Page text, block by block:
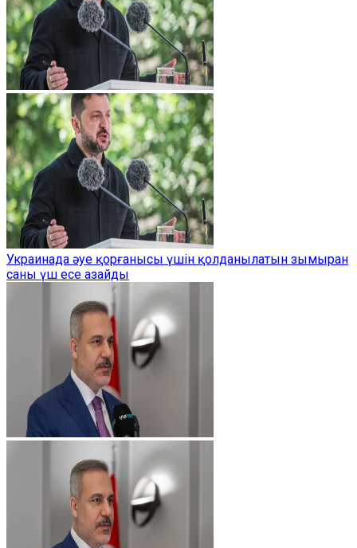
Украинада әуе қорғанысы үшін қолданылатын зымыран
саны үш есе азайды